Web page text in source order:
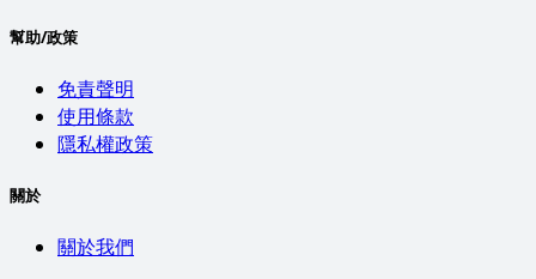
幫助/政策
免責聲明
使用條款
隱私權政策
關於
關於我們